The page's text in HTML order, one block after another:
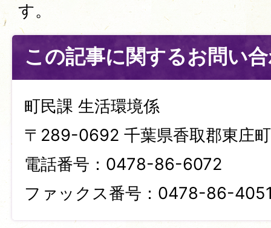
す。
この記事に関するお問い
町民課 生活環境係
〒289-0692 千葉県香取郡東庄
電話番号：0478-86-6072
ファックス番号：0478-86-